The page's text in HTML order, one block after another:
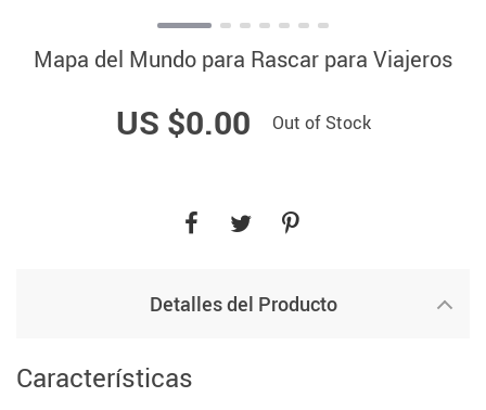
Mapa del Mundo para Rascar para Viajeros
US $0.00 Out of Stock
Detalles del Producto
Características